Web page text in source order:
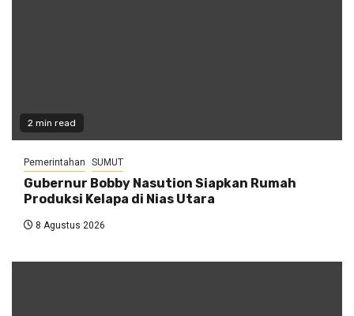
2 min read
Pemerintahan SUMUT
Gubernur Bobby Nasution Siapkan Rumah
Produksi Kelapa di Nias Utara
8 Agustus 2026